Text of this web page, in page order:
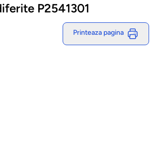
P2541301
Printeaza pagina